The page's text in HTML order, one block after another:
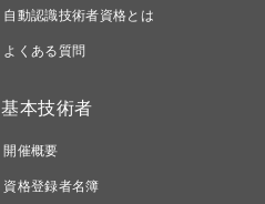
自動認識技術者資格とは
よくある質問
基本技術者
開催概要
資格登録者名簿